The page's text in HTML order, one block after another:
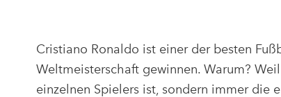
Cristiano Ronaldo ist einer der besten
Weltmeisterschaft gewinnen. Warum?
einzelnen Spielers ist, sondern immer die